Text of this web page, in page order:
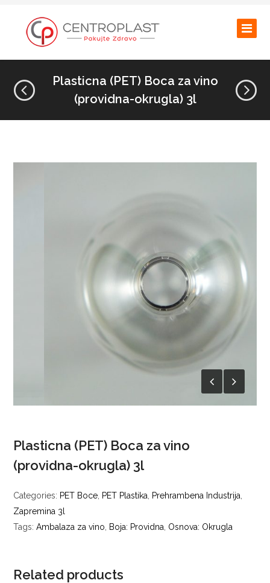
Plasticna (PET) Boca za vino
(providna-okrugla) 3l
Plasticna (PET) Boca za vino
(providna-okrugla) 3l
Categories: PET Boce PET Plastika Prehrambena Industrija
Zapremina 3l
Tags:Ambalaza za vino Boja: Providna Osnova: Okrugla
Related products